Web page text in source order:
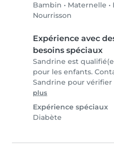
Bambin • Maternelle •
Nourrisson
Expérience avec
besoins spéciaux
Sandrine est
pour les enfants.
Sandrine pour vérifier
plus
Expérience spéciaux
Diabète